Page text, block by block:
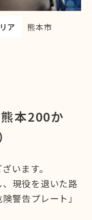
ア 熊本市
本200か
います。
現役を退いた路
警告プレート」